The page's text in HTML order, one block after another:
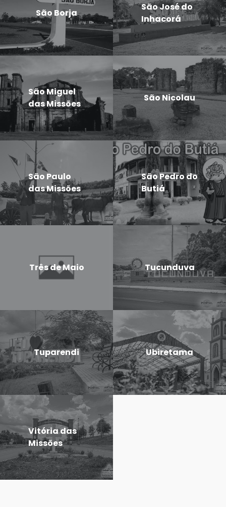
São Borja
São José do
Inhacorá
São Miguel
das Missões
São Nicolau
São Paulo
das Missões
São Pedro do
Butiá
Três de Maio Tucunduva
Tuparendi Ubiretama
Vitória das
Missões